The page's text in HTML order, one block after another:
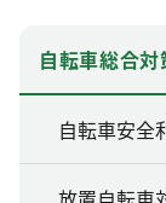
自転車総合対
自転車安全